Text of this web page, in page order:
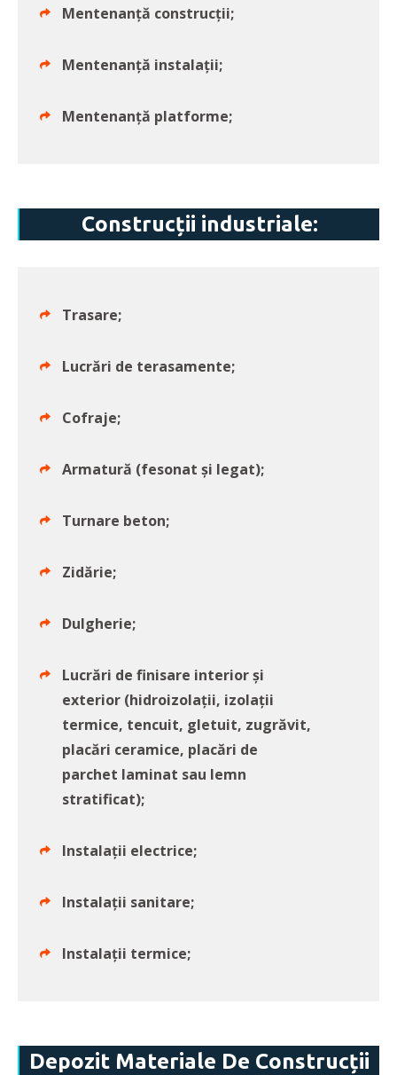
Mentenanță construcții;
Mentenanță instalații;
Mentenanță platforme;
Construcții industriale:
Trasare;
Lucrări de terasamente;
Cofraje;
Armatură (fesonat și legat);
Turnare beton;
Zidărie;
Dulgherie;
Lucrări de finisare interior și
exterior (hidroizolații, izolații
termice, tencuit, gletuit, zugrăvit,
placări ceramice, placări de
parchet laminat sau lemn
stratificat);
Instalații electrice;
Instalații sanitare;
Instalații termice;
Depozit Materiale De Construcții